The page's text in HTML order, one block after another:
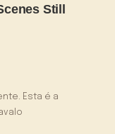
Esta é a